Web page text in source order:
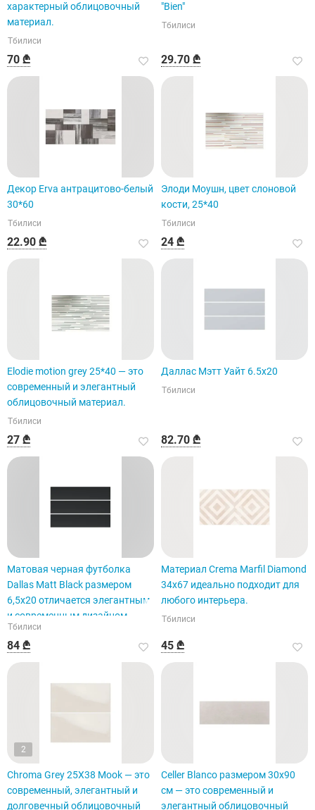
характерный облицовочный
материал.
Тбилиси
70 ₾
"Bien"
Тбилиси
29.70 ₾
Декор Erva антрацитово-белый
30*60
Тбилиси
22.90 ₾
Элоди Моушн, цвет слоновой
кости, 25*40
Тбилиси
24 ₾
Elodie motion grey 25*40 — это
современный и элегантный
облицовочный материал.
Тбилиси
27 ₾
Даллас Мэтт Уайт 6.5x20
Тбилиси
82.70 ₾
Матовая черная футболка
Dallas Matt Black размером
6,5x20 отличается элегантным
и современным дизайном.
Тбилиси
84 ₾
Материал Crema Marfil Diamond
34x67 идеально подходит для
любого интерьера.
Тбилиси
45 ₾
2
Chroma Grey 25X38 Mook — это
современный, элегантный и
долговечный облицовочный
Celler Blanco размером 30x90
см — это современный и
элегантный облицовочный